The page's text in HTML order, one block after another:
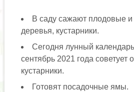
В саду сажают плодовые
деревья, кустарники.
Сегодня лунный
сентябрь 2021 года советует
кустарники.
Готовят посадочные ямы.